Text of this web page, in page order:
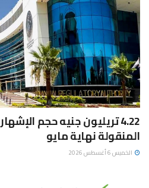
4.22 تريليون جنيه حجم
المنقولة نهاية مايو
الخميس 6 أغسطس 2026